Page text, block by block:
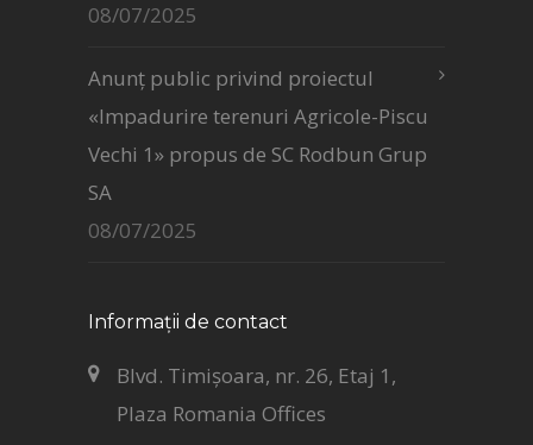
08/07/2025
Anunț public privind proiectul
«Impadurire terenuri Agricole-Piscu
Vechi 1» propus de SC Rodbun Grup
SA
08/07/2025
Informații de contact
Blvd. Timișoara, nr. 26, Etaj 1,
Plaza Romania Offices